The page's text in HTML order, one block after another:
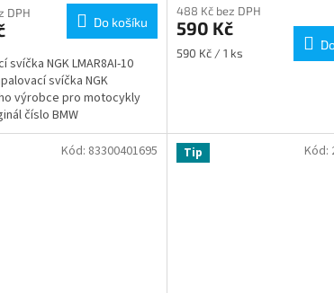
DPH
Do košíku
svíčka NGK LMAR8AI-10
svíčka NGK
výrobce pro motocykly
číslo BMW
klíče 14 mm.
488 Kč bez DPH
590 Kč
Měrná
590 Kč / 1 ks
Kód: 83300401695 Tip Kód: